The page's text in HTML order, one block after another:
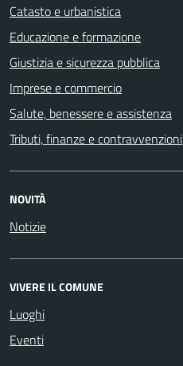
Catasto e urbanistica
Educazione e formazione
Giustizia e sicurezza pubblica
Imprese e commercio
Salute, benessere e assistenza
Tributi, finanze e contravvenzioni
NOVITÀ
Notizie
VIVERE IL COMUNE
Luoghi
Eventi